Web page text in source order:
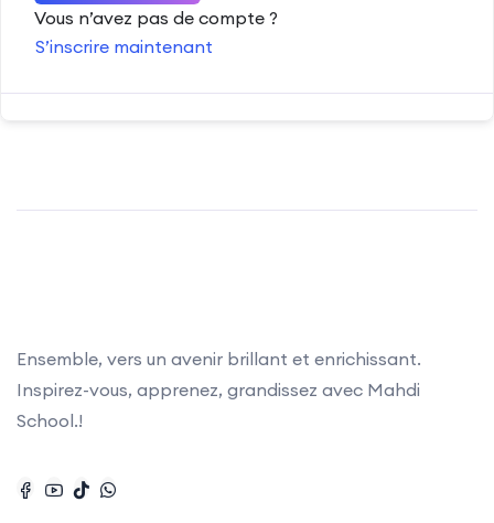
Vous n’avez pas de compte ?
S’inscrire maintenant
Ensemble, vers un avenir brillant et enrichissant.
Inspirez-vous, apprenez, grandissez avec Mahdi
School.!